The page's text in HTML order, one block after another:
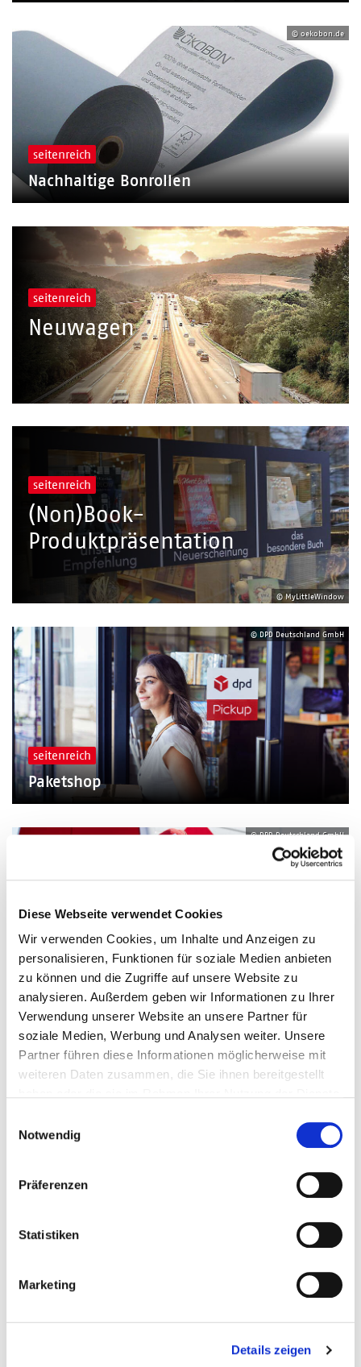
Diese Webseite verwendet Cookies
Wir verwenden Cookies, um Inhalte und Anzeigen zu
personalisieren, Funktionen für soziale Medien anbieten
zu können und die Zugriffe auf unsere Website zu
analysieren. Außerdem geben wir Informationen zu Ihrer
Verwendung unserer Website an unsere Partner für
soziale Medien, Werbung und Analysen weiter. Unsere
Partner führen diese Informationen möglicherweise mit
weiteren Daten zusammen, die Sie ihnen bereitgestellt
unsererDatenschutzerklärung
Notwendig
Präferenzen
Statistiken
Marketing
Details zeigen
seitenreich
Nachhaltige Bonrollen
© oekobon.de
seitenreich
Neuwagen
seitenreich
(Non)Book-
Produktpräsentation
© MyLittleWindow
seitenreich
Paketshop
© DPD Deutschland GmbH
seitenreich
Paketversand
© DPD Deutschland GmbH
Spielwarenmesse
© Spielwarenmesse eG, Alex Schelbert
Strom und Gas